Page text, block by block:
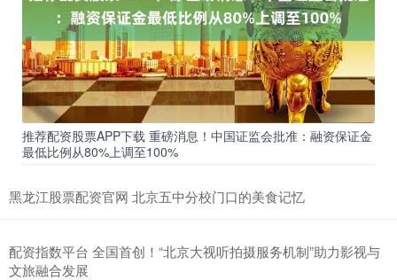
推荐配资股票APP下载 重磅消息！中国证监会批准：融资保证金
最低比例从80%上调至100%
黑龙江股票配资官网 北京五中分校门口的美食记忆
配资指数平台 全国首创！“北京大视听拍摄服务机制”助力影视与
文旅融合发展